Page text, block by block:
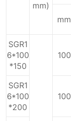
mm)
mm
SGR1
6*100
*150
100
SGR1
6*100
*200
100